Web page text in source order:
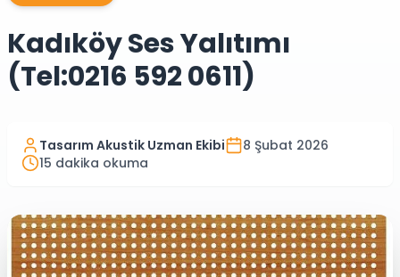
Kadıköy Ses Yalıtımı
(Tel:0216 592 0611)
Tasarım Akustik Uzman Ekibi
8 Şubat 2026
15 dakika okuma